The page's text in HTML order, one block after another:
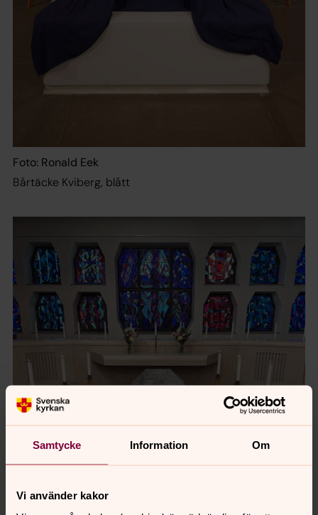
Samtycke Information Om
Vi använder kakor
Foto: Ronald Eek
Bårtäcke Kviberg, blått